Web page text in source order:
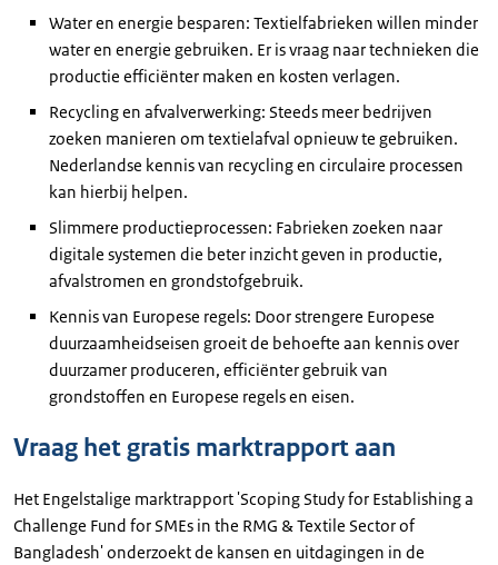
Water en energie besparen: Textielfabrieken willen minder
water en energie gebruiken. Er is vraag naar technieken die
productie efficiënter maken en kosten verlagen.
Recycling en afvalverwerking: Steeds meer bedrijven
zoeken manieren om textielafval opnieuw te gebruiken.
Nederlandse kennis van recycling en circulaire processen
kan hierbij helpen.
Slimmere productieprocessen: Fabrieken zoeken naar
digitale systemen die beter inzicht geven in productie,
afvalstromen en grondstofgebruik.
Kennis van Europese regels: Door strengere Europese
duurzaamheidseisen groeit de behoefte aan kennis over
duurzamer produceren, efficiënter gebruik van
grondstoffen en Europese regels en eisen.
Vraag het gratis marktrapport aan
Het Engelstalige marktrapport 'Scoping Study for Establishing a
Challenge Fund for SMEs in the RMG & Textile Sector of
Bangladesh' onderzoekt de kansen en uitdagingen in de